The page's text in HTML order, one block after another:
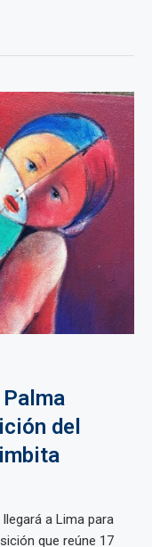
del
a Lima para
que reúne 17